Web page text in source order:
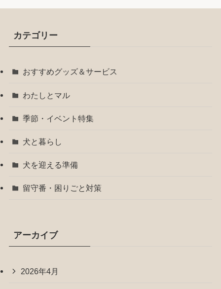
カテゴリー
おすすめグッズ＆サービス
わたしとマル
季節・イベント特集
犬と暮らし
犬を迎える準備
留守番・困りごと対策
アーカイブ
2026年4月